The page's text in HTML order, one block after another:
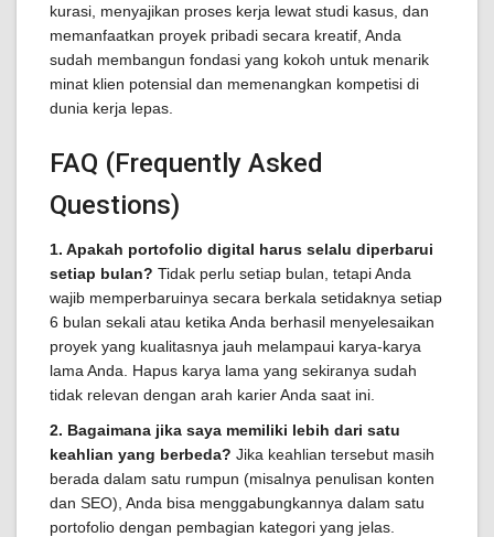
kurasi, menyajikan proses kerja lewat studi kasus, dan
memanfaatkan proyek pribadi secara kreatif, Anda
sudah membangun fondasi yang kokoh untuk menarik
minat klien potensial dan memenangkan kompetisi di
dunia kerja lepas.
FAQ (Frequently Asked
Questions)
1. Apakah portofolio digital harus selalu diperbarui
setiap bulan? Tidak perlu setiap bulan, tetapi Anda
wajib memperbaruinya secara berkala setidaknya setiap
6 bulan sekali atau ketika Anda berhasil menyelesaikan
proyek yang kualitasnya jauh melampaui karya-karya
lama Anda. Hapus karya lama yang sekiranya sudah
tidak relevan dengan arah karier Anda saat ini.
2. Bagaimana jika saya memiliki lebih dari satu
keahlian yang berbeda? Jika keahlian tersebut masih
berada dalam satu rumpun (misalnya penulisan konten
dan SEO), Anda bisa menggabungkannya dalam satu
portofolio dengan pembagian kategori yang jelas.